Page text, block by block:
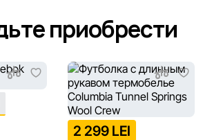
приобрести
2 299 LEI